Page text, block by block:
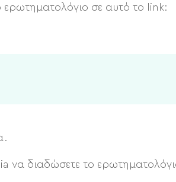
σε αυτό το link:
να διαδώσετε το